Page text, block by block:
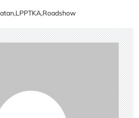
,LPPTKA,Roadshow